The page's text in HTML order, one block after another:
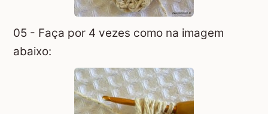
05 - Faça por 4 vezes como na imagem
abaixo: